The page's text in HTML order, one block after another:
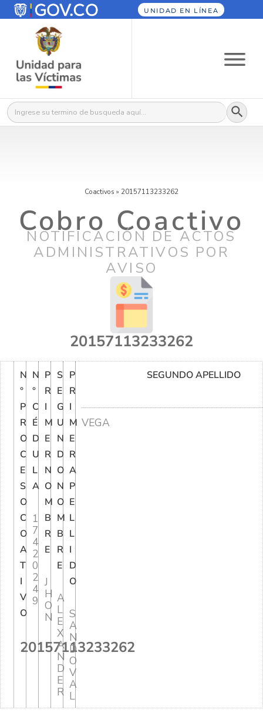
UNIDAD EN LÍNEA
Buscar: Botón
Coactivos » 20157113233262
Cobro Coactivo
NOTIFICACIÓN DE ACTOS
ADMINISTRATIVOS POR
AVISO
20157113233262
N
°
P
R
O
C
E
S
O
C
O
A
T
I
V
O
20157113233262
N
°
C
É
D
U
L
A
1
7
4
2
0
2
4
9
P
R
I
M
E
R
N
O
M
B
R
E
J
H
O
N
S
E
G
U
N
D
O
N
O
M
B
R
E
A
L
E
X
A
N
D
E
R
P
R
I
M
E
R
A
P
E
L
L
I
D
O
S
A
N
D
O
V
A
L
SEGUNDO APELLIDO
VEGA